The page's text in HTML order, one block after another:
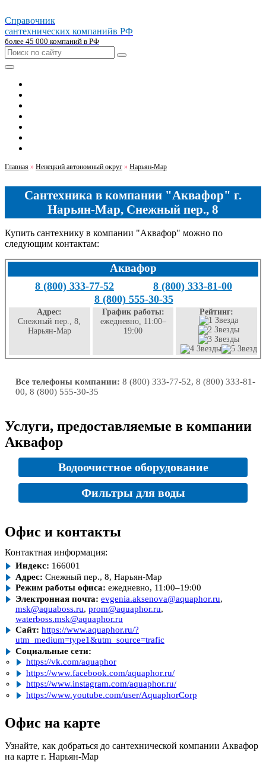
Справочник
сантехнических компанийв РФ
более 45 000 компаний в РФ
Главная » Ненецкий автономный округ » Нарьян-Мар
Сантехника в компании "Аквафор" г.
Нарьян-Мар, Снежный пер., 8
Купить сантехнику в компании "Аквафор" можно по
следующим контактам:
Аквафор
8 (800) 333-77-52
8 (800) 333-81-00
8 (800) 555-30-35
Адрес:
Снежный пер., 8,
Нарьян-Мар
График работы:
ежедневно, 11:00–
19:00
Рейтинг:
Все телефоны компании: 8 (800) 333-77-52, 8 (800) 333-81-
00, 8 (800) 555-30-35
Услуги, предоставляемые в компании
Аквафор
Водоочистное оборудование
Фильтры для воды
Офис и контакты
Контактная информация:
Индекс: 166001
Адрес: Снежный пер., 8, Нарьян-Мар
Режим работы офиса: ежедневно, 11:00–19:00
Электронная почта: evgenia.aksenova@aquaphor.ru,
msk@aquaboss.ru, prom@aquaphor.ru,
waterboss.msk@aquaphor.ru
Сайт: https://www.aquaphor.ru/?
utm_medium=type1&utm_source=trafic
Социальные сети:
https://vk.com/aquaphor
https://www.facebook.com/aquaphor.ru/
https://www.instagram.com/aquaphor.ru/
https://www.youtube.com/user/AquaphorCorp
Офис на карте
Узнайте, как добраться до сантехнической компании Аквафор
на карте г. Нарьян-Мар